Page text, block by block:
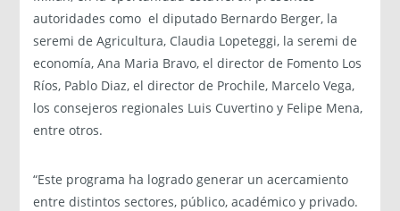
autoridades como el diputado Bernardo Berger, la
seremi de Agricultura, Claudia Lopeteggi, la seremi de
economía, Ana Maria Bravo, el director de Fomento Los
Ríos, Pablo Diaz, el director de Prochile, Marcelo Vega,
los consejeros regionales Luis Cuvertino y Felipe Mena,
entre otros.
“Este programa ha logrado generar un acercamiento
entre distintos sectores, público, académico y privado.